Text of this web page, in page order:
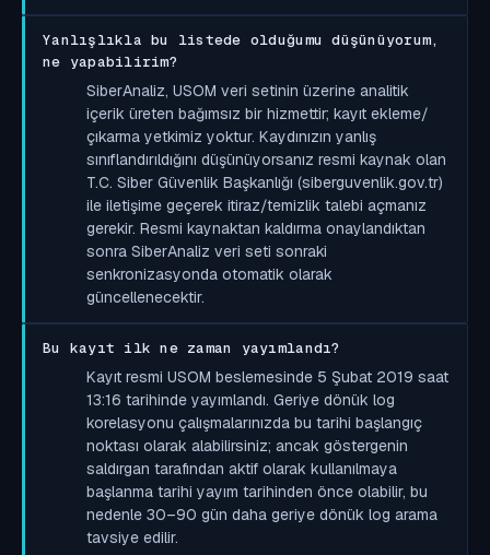
Yanlışlıkla bu listede olduğumu düşünüyorum,
ne yapabilirim?
SiberAnaliz, USOM veri setinin üzerine analitik
içerik üreten bağımsız bir hizmettir; kayıt ekleme/
çıkarma yetkimiz yoktur. Kaydınızın yanlış
sınıflandırıldığını düşünüyorsanız resmi kaynak olan
T.C. Siber Güvenlik Başkanlığı (siberguvenlik.gov.tr)
ile iletişime geçerek itiraz/temizlik talebi açmanız
gerekir. Resmi kaynaktan kaldırma onaylandıktan
sonra SiberAnaliz veri seti sonraki
senkronizasyonda otomatik olarak
güncellenecektir.
Bu kayıt ilk ne zaman yayımlandı?
Kayıt resmi USOM beslemesinde 5 Şubat 2019 saat
13:16 tarihinde yayımlandı. Geriye dönük log
korelasyonu çalışmalarınızda bu tarihi başlangıç
noktası olarak alabilirsiniz; ancak göstergenin
saldırgan tarafından aktif olarak kullanılmaya
başlanma tarihi yayım tarihinden önce olabilir, bu
nedenle 30–90 gün daha geriye dönük log arama
tavsiye edilir.